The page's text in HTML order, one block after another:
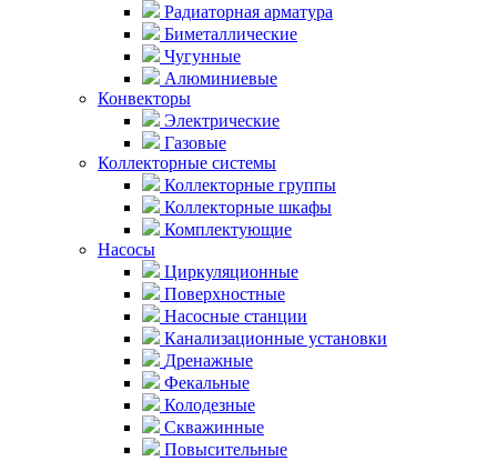
Радиаторная арматура
Биметаллические
Чугунные
Алюминиевые
Конвекторы
Электрические
Газовые
Коллекторные системы
Коллекторные группы
Коллекторные шкафы
Комплектующие
Насосы
Циркуляционные
Поверхностные
Насосные станции
Канализационные установки
Дренажные
Фекальные
Колодезные
Скважинные
Повысительные